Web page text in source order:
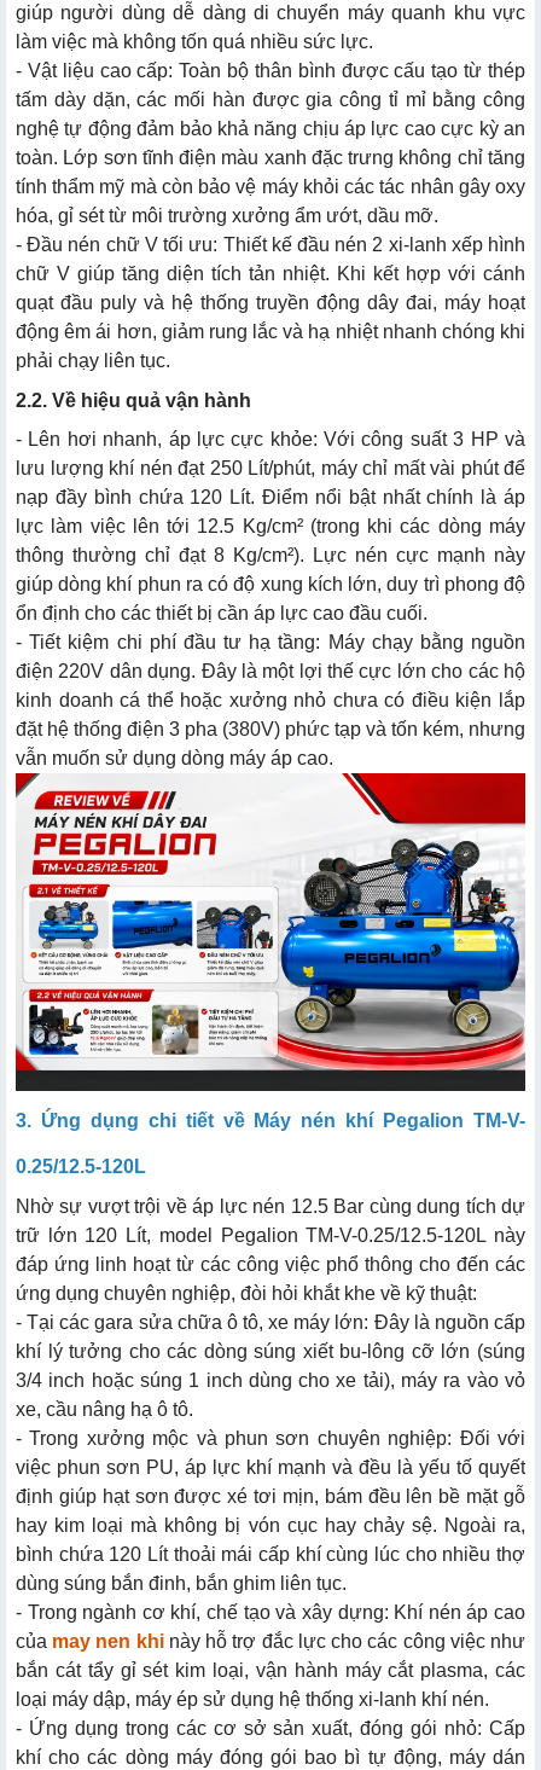
giúp người dùng dễ dàng di chuyển máy quanh khu vực
làm việc mà không tốn quá nhiều sức lực.
- Vật liệu cao cấp: Toàn bộ thân bình được cấu tạo từ thép
tấm dày dặn, các mối hàn được gia công tỉ mỉ bằng công
nghệ tự động đảm bảo khả năng chịu áp lực cao cực kỳ an
toàn. Lớp sơn tĩnh điện màu xanh đặc trưng không chỉ tăng
tính thẩm mỹ mà còn bảo vệ máy khỏi các tác nhân gây oxy
hóa, gỉ sét từ môi trường xưởng ẩm ướt, dầu mỡ.
- Đầu nén chữ V tối ưu: Thiết kế đầu nén 2 xi-lanh xếp hình
chữ V giúp tăng diện tích tản nhiệt. Khi kết hợp với cánh
quạt đầu puly và hệ thống truyền động dây đai, máy hoạt
động êm ái hơn, giảm rung lắc và hạ nhiệt nhanh chóng khi
phải chạy liên tục.
2.2. Về hiệu quả vận hành
- Lên hơi nhanh, áp lực cực khỏe: Với công suất 3 HP và
lưu lượng khí nén đạt 250 Lít/phút, máy chỉ mất vài phút để
nạp đầy bình chứa 120 Lít. Điểm nổi bật nhất chính là áp
lực làm việc lên tới 12.5 Kg/cm² (trong khi các dòng máy
thông thường chỉ đạt 8 Kg/cm²). Lực nén cực mạnh này
giúp dòng khí phun ra có độ xung kích lớn, duy trì phong độ
ổn định cho các thiết bị cần áp lực cao đầu cuối.
- Tiết kiệm chi phí đầu tư hạ tầng: Máy chạy bằng nguồn
điện 220V dân dụng. Đây là một lợi thế cực lớn cho các hộ
kinh doanh cá thể hoặc xưởng nhỏ chưa có điều kiện lắp
đặt hệ thống điện 3 pha (380V) phức tạp và tốn kém, nhưng
vẫn muốn sử dụng dòng máy áp cao.
3. Ứng dụng chi tiết về Máy nén khí Pegalion TM-V-
0.25/12.5-120L
Nhờ sự vượt trội về áp lực nén 12.5 Bar cùng dung tích dự
trữ lớn 120 Lít, model Pegalion TM-V-0.25/12.5-120L này
đáp ứng linh hoạt từ các công việc phổ thông cho đến các
ứng dụng chuyên nghiệp, đòi hỏi khắt khe về kỹ thuật:
- Tại các gara sửa chữa ô tô, xe máy lớn: Đây là nguồn cấp
khí lý tưởng cho các dòng súng xiết bu-lông cỡ lớn (súng
3/4 inch hoặc súng 1 inch dùng cho xe tải), máy ra vào vỏ
xe, cầu nâng hạ ô tô.
- Trong xưởng mộc và phun sơn chuyên nghiệp: Đối với
việc phun sơn PU, áp lực khí mạnh và đều là yếu tố quyết
định giúp hạt sơn được xé tơi mịn, bám đều lên bề mặt gỗ
hay kim loại mà không bị vón cục hay chảy sệ. Ngoài ra,
bình chứa 120 Lít thoải mái cấp khí cùng lúc cho nhiều thợ
dùng súng bắn đinh, bắn ghim liên tục.
- Trong ngành cơ khí, chế tạo và xây dựng: Khí nén áp cao
của may nen khinày hỗ trợ đắc lực cho các công việc như
bắn cát tẩy gỉ sét kim loại, vận hành máy cắt plasma, các
loại máy dập, máy ép sử dụng hệ thống xi-lanh khí nén.
- Ứng dụng trong các cơ sở sản xuất, đóng gói nhỏ: Cấp
khí cho các dòng máy đóng gói bao bì tự động, máy dán